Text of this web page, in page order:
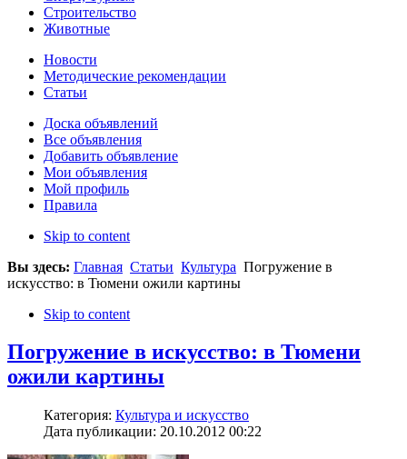
Строительство
Животные
Новости
Методические рекомендации
Статьи
Доска объявлений
Все объявления
Добавить объявление
Мои объявления
Мой профиль
Правила
Skip to content
Вы здесь: Главная Статьи Культура Погружение в
искусство: в Тюмени ожили картины
Skip to content
Погружение в искусство: в Тюмени
ожили картины
Категория: Культура и искусство
Дата публикации: 20.10.2012 00:22